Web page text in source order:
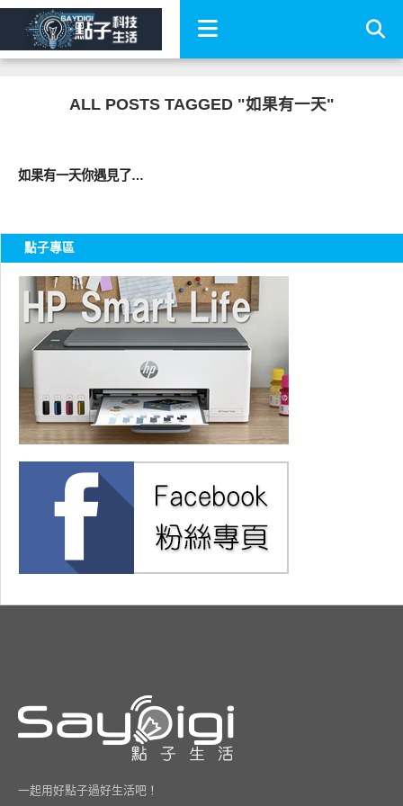
ALL POSTS TAGGED "如果有一天"
如果有一天你遇見了…
點子專區
一起用好點子過好生活吧！